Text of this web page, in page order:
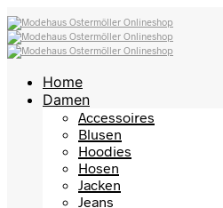
Home
Damen
Accessoires
Blusen
Hoodies
Hosen
Jacken
Jeans